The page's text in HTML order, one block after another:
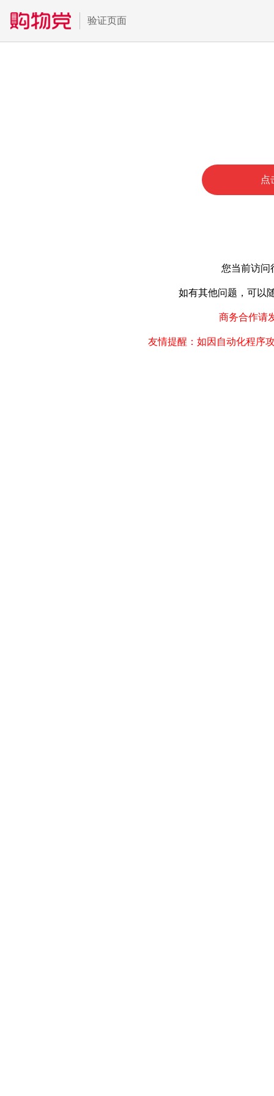
验证页面
点
您当前访问
如有其他问题，可以
商务合作请
友情提醒：如因自动化程序